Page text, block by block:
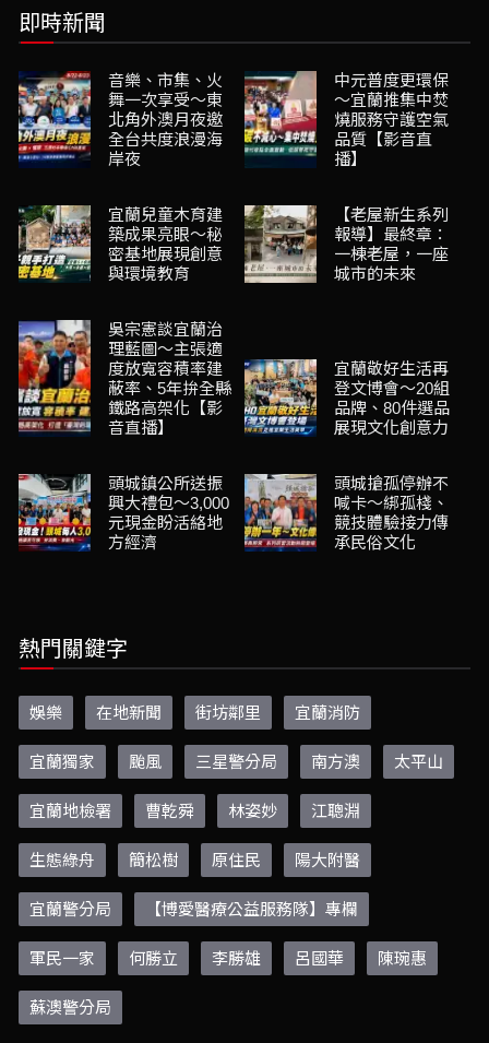
即時新聞
音樂、市集、火
舞一次享受～東
北角外澳月夜邀
全台共度浪漫海
岸夜
中元普度更環保
～宜蘭推集中焚
燒服務守護空氣
品質【影音直
播】
宜蘭兒童木育建
築成果亮眼～秘
密基地展現創意
與環境教育
【老屋新生系列
報導】最終章：
一棟老屋，一座
城市的未來
吳宗憲談宜蘭治
理藍圖～主張適
度放寬容積率建
蔽率、5年拚全縣
鐵路高架化【影
音直播】
宜蘭敬好生活再
登文博會～20組
品牌、80件選品
展現文化創意力
頭城鎮公所送振
興大禮包～3,000
元現金盼活絡地
方經濟
頭城搶孤停辦不
喊卡～綁孤棧、
競技體驗接力傳
承民俗文化
熱門關鍵字
娛樂 在地新聞 街坊鄰里 宜蘭消防
宜蘭獨家 颱風 三星警分局 南方澳 太平山
宜蘭地檢署 曹乾舜 林姿妙 江聰淵
生態綠舟 簡松樹 原住民 陽大附醫
宜蘭警分局 【博愛醫療公益服務隊】專欄
軍民一家 何勝立 李勝雄 呂國華 陳琬惠
蘇澳警分局